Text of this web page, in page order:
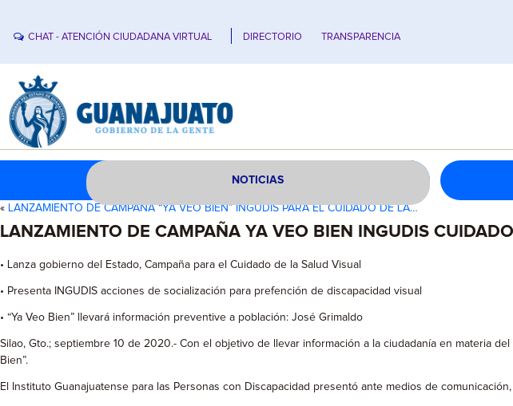
CHAT - ATENCIÓN CIUDADANA VIRTUAL DIRECTORIO TRANSPARENCIA
NOTICIAS
« LANZAMIENTO DE CAMPAÑA “YA VEO BIEN” INGUDIS PARA EL CUIDADO DE LA…
LANZAMIENTO DE CAMPAÑA YA VEO BIEN INGUDIS
• Lanza gobierno del Estado, Campaña para el Cuidado de la Salud Visual
• Presenta INGUDIS acciones de socialización para prefención de discapacidad visual
• “Ya Veo Bien” llevará información preventive a población: José Grimaldo
Silao, Gto.; septiembre 10 de 2020.- Con el objetivo de llevar información a la ciudadanía en materia
Bien”.
El Instituto Guanajuatense para las Personas con Discapacidad presentó ante medios de